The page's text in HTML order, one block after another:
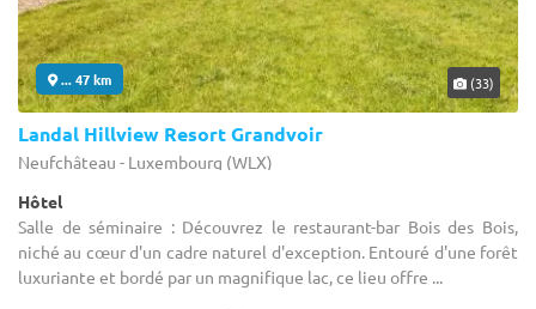
... 47 km (33)
Landal Hillview Resort Grandvoir
Neufchâteau - Luxembourg (WLX)
Hôtel
Salle de séminaire : Découvrez le restaurant-bar Bois des Bois,
niché au cœur d'un cadre naturel d'exception. Entouré d'une forêt
luxuriante et bordé par un magnifique lac, ce lieu offre ...